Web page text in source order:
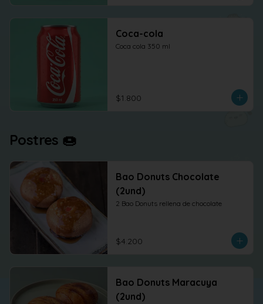
Coca-cola
Coca cola 350 ml
$1.800
Postres 🍩
Bao Donuts Chocolate
(2und)
2 Bao Donuts rellena de chocolate
$4.200
Bao Donuts Maracuya
(2und)